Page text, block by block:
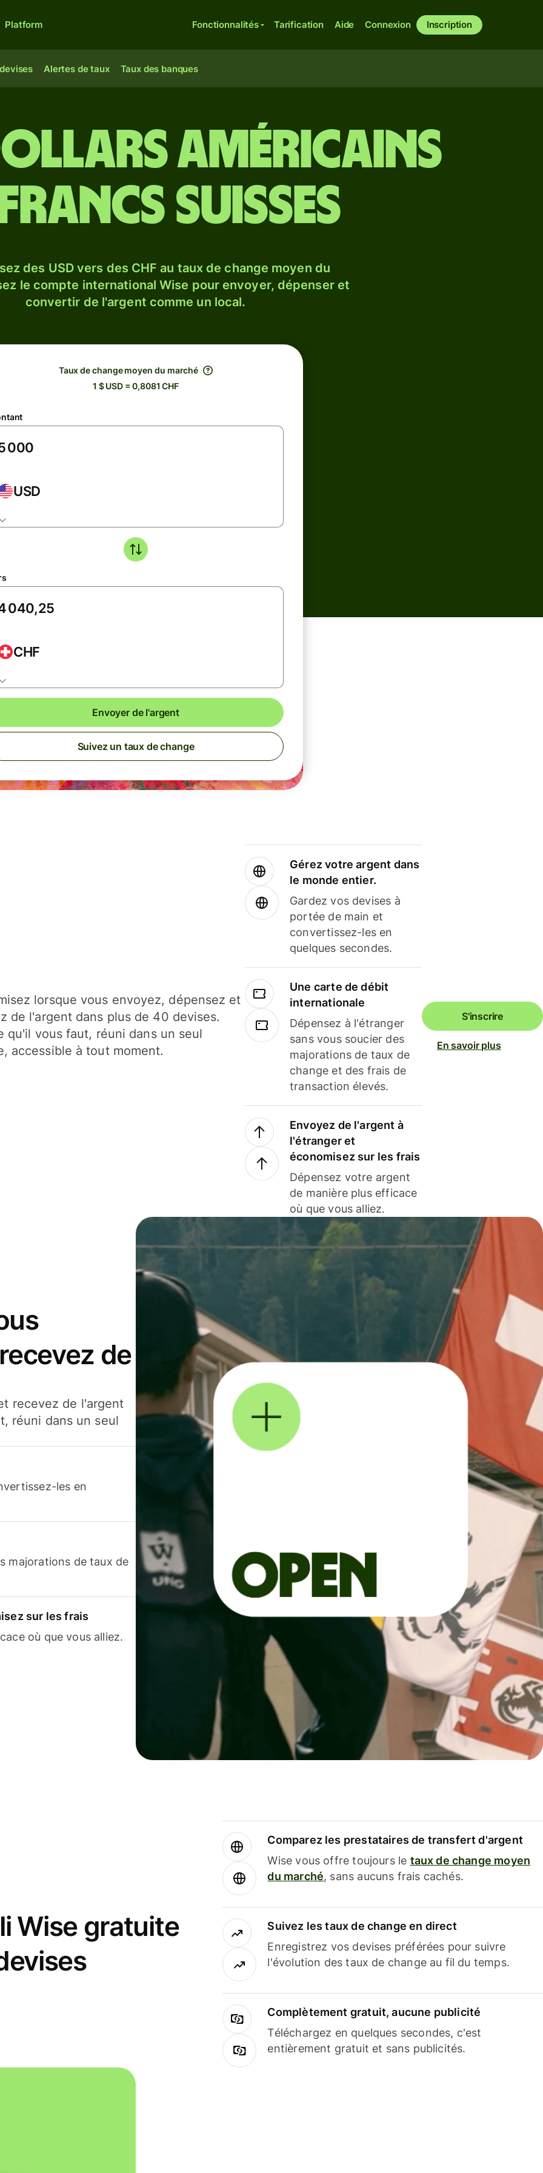
Platform Fonctionnalités Tarification Aide Connexion Inscription
Alertes de taux Taux des banques
américains
suisses
des USD vers des CHF au taux de change moyen du
le compte international Wise pour envoyer, dépenser et
convertir de l'argent comme un local.
Taux de change moyen du marché
1 $ USD = 0,8081 CHF
USD
CHF
Envoyer de l'argent
Suivez un taux de change
lorsque vous envoyez, dépensez et
de l'argent dans plus de 40 devises.
qu'il vous faut, réuni dans un seul
accessible à tout moment.
Gérez votre argent dans
le monde entier.
Gardez vos devises à
portée de main et
convertissez-les en
quelques secondes.
Une carte de débit
internationale
Dépensez à l'étranger
sans vous soucier des
majorations de taux de
change et des frais de
transaction élevés.
Envoyez de l'argent à
l'étranger et
économisez sur les frais
Dépensez votre argent
de manière plus efficace
où que vous alliez.
S'inscrire
En savoir plus
de
recevez de l'argent
réuni dans un seul
les en
majorations de taux de
sur les frais
où que vous alliez.
Wise gratuite
Comparez les prestataires de transfert d'argent
Wise vous offre toujours le taux de change moyen
du marché, sans aucuns frais cachés.
Suivez les taux de change en direct
Enregistrez vos devises préférées pour suivre
l'évolution des taux de change au fil du temps.
Complètement gratuit, aucune publicité
Téléchargez en quelques secondes, c'est
entièrement gratuit et sans publicités.